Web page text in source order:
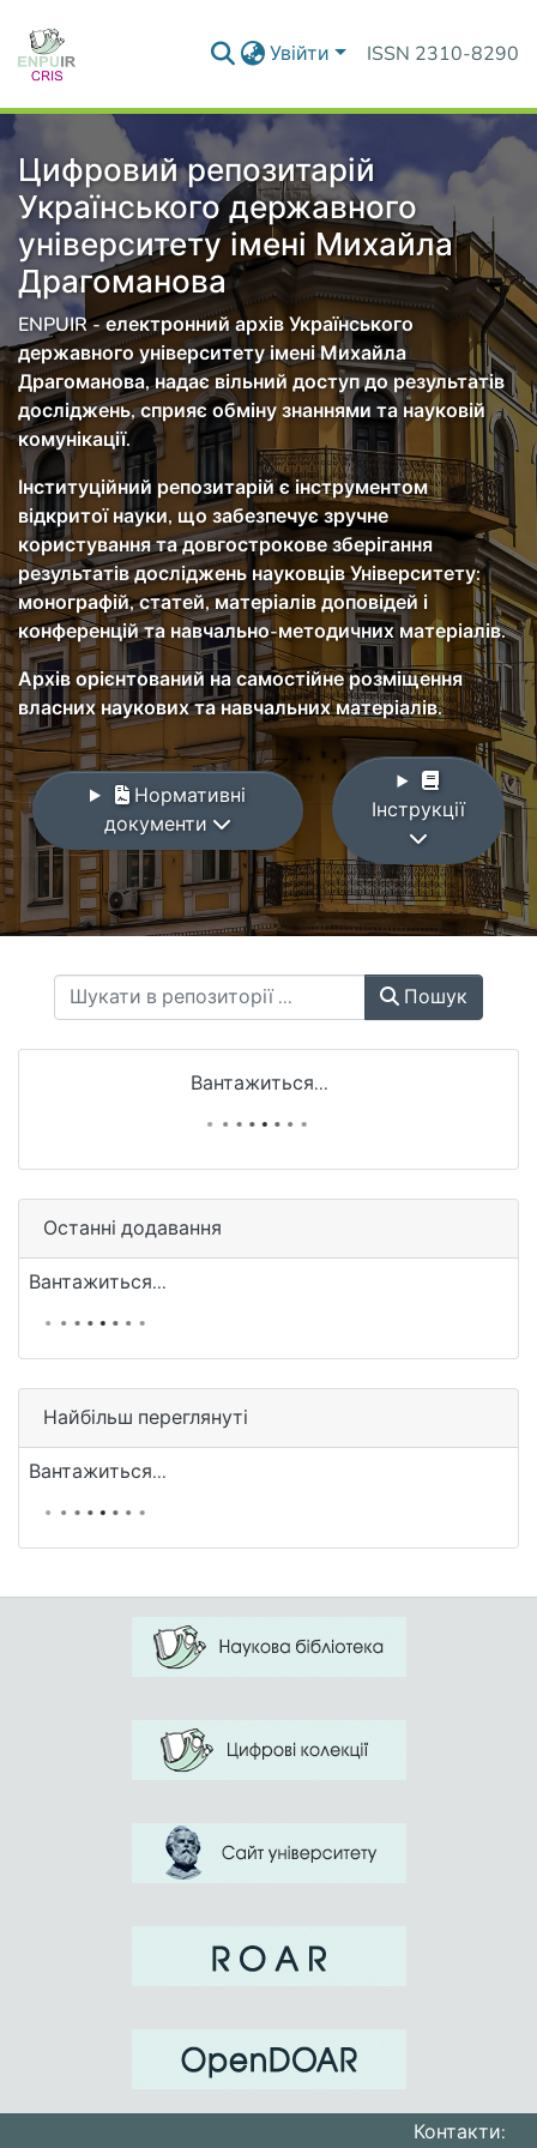
Увійти ISSN 2310-8290
Цифровий репозитарій
Українського державного
університету імені Михайла
Драгоманова
ENPUIR - електронний архів Українського
державного університету імені Михайла
Драгоманова, надає вільний доступ до результатів
досліджень, сприяє обміну знаннями та науковій
комунікації.
Інституційний репозитарій є інструментом
відкритої науки, що забезпечує зручне
користування та довгострокове зберігання
результатів досліджень науковців Університету:
монографій, статей, матеріалів доповідей і
конференцій та навчально-методичних матеріалів.
Архів орієнтований на самостійне розміщення
власних наукових та навчальних матеріалів.
Нормативні
документи
Інструкції
Пошук
Вантажиться...
Останні додавання
Вантажиться...
Найбільш переглянуті
Вантажиться...
Контакти: